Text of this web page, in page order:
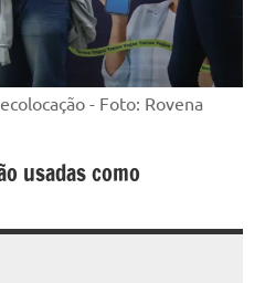
- Foto: Rovena
usadas como